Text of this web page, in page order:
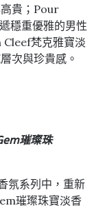
貴；Pour
穩重優雅的男性
Cleef梵克雅寶淡
次與珍貴感。
璀璨珠
氛系列中，重新
璀璨珠寶淡香